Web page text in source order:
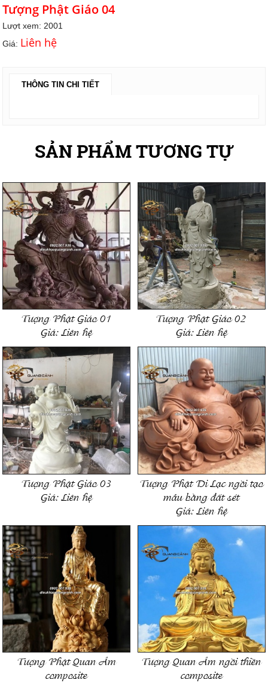
Tượng Phật Giáo 04
Lượt xem: 2001
Giá: Liên hệ
THÔNG TIN CHI TIẾT
SẢN PHẨM TƯƠNG TỰ
Tượng Phật Giáo 01
Giá:Liên hệ
Tượng Phật Giáo 02
Giá:Liên hệ
Tượng Phật Giáo 03
Giá:Liên hệ
Tượng Phật Di Lạc ngồi tạo
mẫu bằng đất sét
Giá:Liên hệ
Tượng Phật Quan Âm
composite
Tượng Quan Âm ngồi thiền
composite